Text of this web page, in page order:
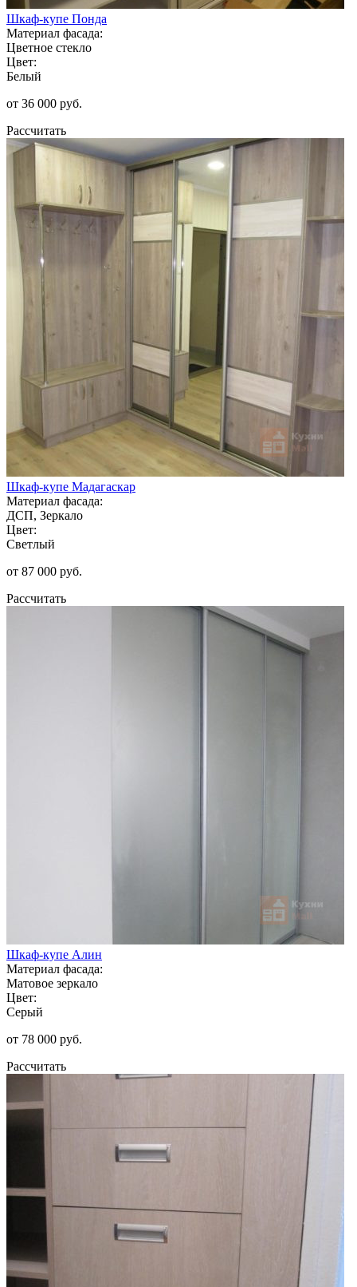
Шкаф-купе Понда
Материал фасада:
Цветное стекло
Цвет:
Белый
от 36 000 руб.
Рассчитать
Шкаф-купе Мадагаскар
Материал фасада:
ДСП, Зеркало
Цвет:
Светлый
от 87 000 руб.
Рассчитать
Шкаф-купе Алин
Материал фасада:
Матовое зеркало
Цвет:
Серый
от 78 000 руб.
Рассчитать